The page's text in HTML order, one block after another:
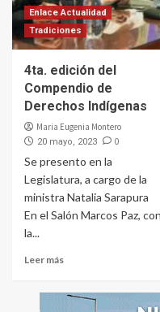
Enlace Actualidad
Tradiciones
4ta. edición del
Compendio de
Derechos Indígenas
Maria Eugenia Montero
20 mayo, 2023 0
Se presento en la
Legislatura, a cargo de la
ministra Natalia Sarapura
En el Salón Marcos Paz, con
la...
Leer más